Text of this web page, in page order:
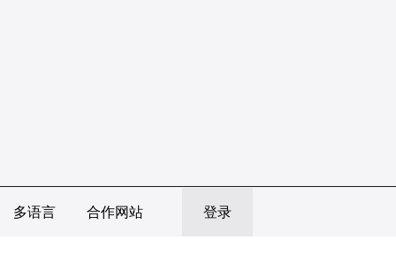
多语言 合作网站 登录